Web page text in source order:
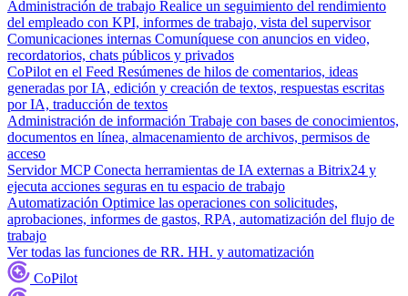
Administración de trabajo Realice un seguimiento del rendimiento
del empleado con KPI, informes de trabajo, vista del supervisor
Comunicaciones internas Comuníquese con anuncios en video,
recordatorios, chats públicos y privados
CoPilot en el Feed Resúmenes de hilos de comentarios, ideas
generadas por IA, edición y creación de textos, respuestas escritas
por IA, traducción de textos
Administración de información Trabaje con bases de conocimientos,
documentos en línea, almacenamiento de archivos, permisos de
acceso
Servidor MCP Conecta herramientas de IA externas a Bitrix24 y
ejecuta acciones seguras en tu espacio de trabajo
Automatización Optimice las operaciones con solicitudes,
aprobaciones, informes de gastos, RPA, automatización del flujo de
trabajo
Ver todas las funciones de RR. HH. y automatización
CoPilot